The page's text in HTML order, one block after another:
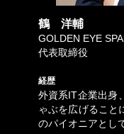
鶴 洋輔
GOLDEN EYE
代表取締役
経歴
外資系IT企業出身
ゃぶを広げること
のパイオニアとし